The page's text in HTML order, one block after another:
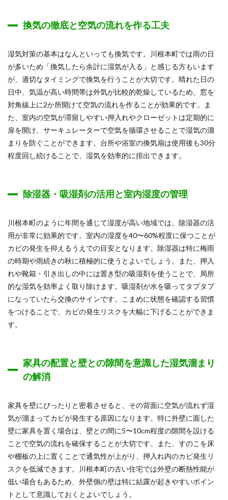
換気の徹底と空気の流れを作る工夫
湿気対策の基本はなんといっても換気です。川根本町では雨の日
が多いため「換気したら余計に湿気が入る」と感じる方もいます
が、適切なタイミングで換気を行うことが大切です。晴れた日の
日中、気温が高い時間帯は外気が比較的乾燥しているため、窓を
対角線上に2か所開けて空気の流れを作ることが効果的です。ま
た、室内の空気が滞留しやすい押入れやクローゼットは定期的に
扉を開け、サーキュレーターで空気を循環させることで湿気の溜
まりを防ぐことができます。台所や浴室の換気扇は使用後も30分
程度回し続けることで、湿気を効率的に排出できます。
除湿器・吸湿剤の活用と室内湿度の管理
川根本町のように年間を通じて湿度が高い地域では、除湿器の活
用が非常に効果的です。室内の湿度を40〜60%程度に保つことが
カビの発生を抑えるうえでの目安となります。除湿器は特に梅雨
の時期や雨続きの秋に積極的に使うとよいでしょう。また、押入
れや靴箱・引き出しの中には置き型の吸湿剤を使うことで、局所
的な湿気を効率よく取り除けます。吸湿剤が水を吸ってタプタプ
になっていたら交換のサインです。こまめに状態を確認する習慣
をつけることで、カビの発生リスクを大幅に下げることができま
す。
家具の配置と壁との隙間を意識した湿気溜まり
の解消
家具を壁にぴったりと密着させると、その背面に空気が流れず湿
気が溜まってカビが発生する原因になります。特に外壁に面した
壁に家具を置く場合は、壁との間に5〜10cm程度の隙間を設ける
ことで空気の流れを確保することが大切です。また、すのこを床
や棚板の上に置くことで通気性が上がり、押入れ内のカビ発生リ
スクを低減できます。川根本町の古い住宅では外壁の断熱性能が
低い場合もあるため、外壁側の壁は特に結露が起きやすいポイン
トとして意識しておくとよいでしょう。